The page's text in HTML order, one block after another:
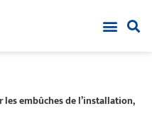
embûches de l’installation,